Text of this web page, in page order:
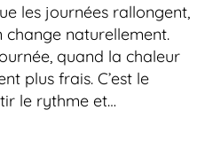
les journées rallongent,
change naturellement.
quand la chaleur
plus frais. C’est le
le rythme et…